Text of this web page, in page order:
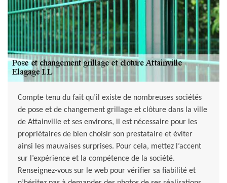
Compte tenu du fait qu’il existe de nombreuses sociétés
de pose et de changement grillage et clôture dans la ville
de Attainville et ses environs, il est nécessaire pour les
propriétaires de bien choisir son prestataire et éviter
ainsi les mauvaises surprises. Pour cela, mettez l’accent
sur l’expérience et la compétence de la société.
Renseignez-vous sur le web pour vérifier sa fiabilité et